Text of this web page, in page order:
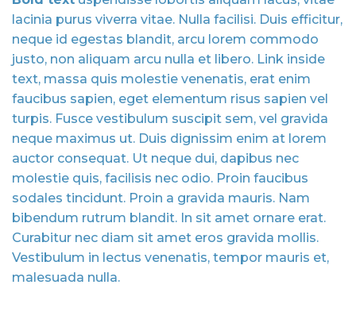
lacinia purus viverra vitae. Nulla facilisi. Duis efficitur,
neque id egestas blandit, arcu lorem commodo
justo, non aliquam arcu nulla et libero. Link inside
text, massa quis molestie venenatis, erat enim
faucibus sapien, eget elementum risus sapien vel
turpis. Fusce vestibulum suscipit sem, vel gravida
neque maximus ut. Duis dignissim enim at lorem
auctor consequat. Ut neque dui, dapibus nec
molestie quis, facilisis nec odio. Proin faucibus
sodales tincidunt. Proin a gravida mauris. Nam
bibendum rutrum blandit. In sit amet ornare erat.
Curabitur nec diam sit amet eros gravida mollis.
Vestibulum in lectus venenatis, tempor mauris et,
malesuada nulla.